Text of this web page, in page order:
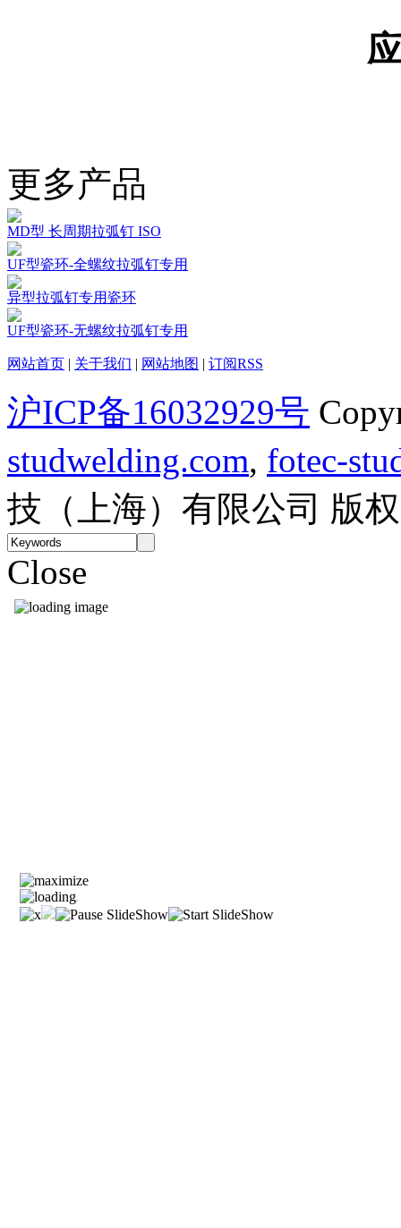
更多产品
MD型 长周期拉弧钉 ISO
UF型瓷环-全螺纹拉弧钉专用
异型拉弧钉专用瓷环
UF型瓷环-无螺纹拉弧钉专用
网站首页 | 关于我们 | 网站地图 | 订阅RSS
沪ICP备16032929号
studwelding.com, fotec-
技（上海）有限公司 版
Close